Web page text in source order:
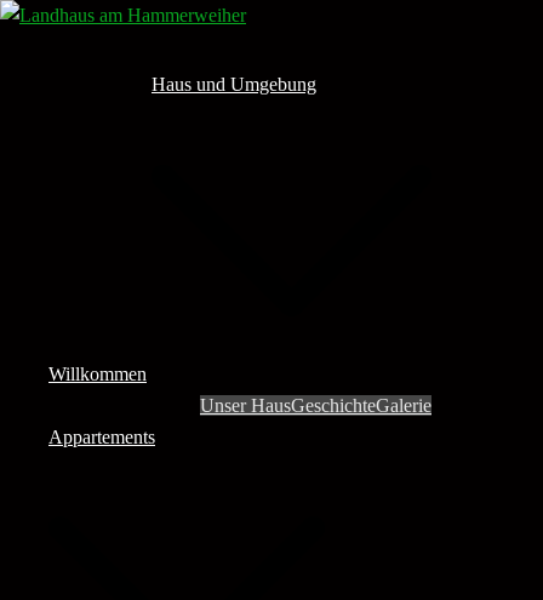
Zum
Willkommen
Haus und Umgebung
Unser HausGeschichteGalerie
Appartements